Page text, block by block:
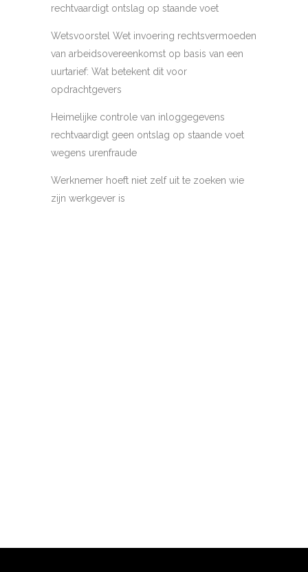
rechtvaardigt ontslag op staande voet
Wetsvoorstel Wet invoering rechtsvermoeden
van arbeidsovereenkomst op basis van een
uurtarief: Wat betekent dit voor
opdrachtgevers
Heimelijke controle van inloggegevens
rechtvaardigt geen ontslag op staande voet
wegens urenfraude
Werknemer hoeft niet zelf uit te zoeken wie
zijn werkgever is